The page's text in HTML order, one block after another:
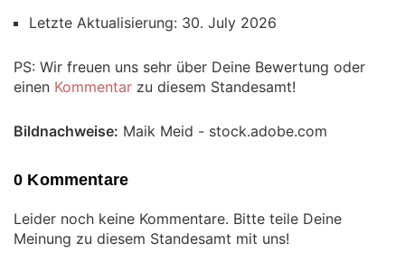
Letzte Aktualisierung: 30. July 2026
PS: Wir freuen uns sehr über Deine Bewertung oder
einen Kommentar zu diesem Standesamt!
Bildnachweise: Maik Meid - stock.adobe.com
0 Kommentare
Leider noch keine Kommentare. Bitte teile Deine
Meinung zu diesem Standesamt mit uns!